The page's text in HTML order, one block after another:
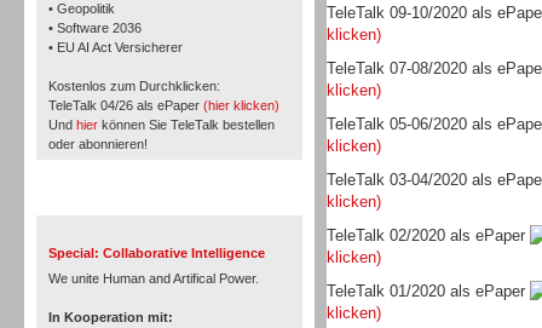
• Geopolitik
• Software 2036
• EU AI Act Versicherer
Kostenlos zum Durchklicken:
TeleTalk 04/26 als ePaper (hier klicken)
Und hier können Sie TeleTalk bestellen
oder abonnieren!
Special: Collaborative Intelligence
We unite Human and Artifical Power.
In Kooperation mit:
TeleTalk 09-10/2020 als
klicken)
TeleTalk 07-08/2020 als
klicken)
TeleTalk 05-06/2020 als
klicken)
TeleTalk 03-04/2020 als
klicken)
TeleTalk 02/2020 als ePaper
klicken)
TeleTalk 01/2020 als ePaper
klicken)